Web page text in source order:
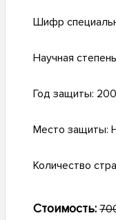
Шифр
Научная
Год защиты:
Место защиты:
Количество
Стоимость: